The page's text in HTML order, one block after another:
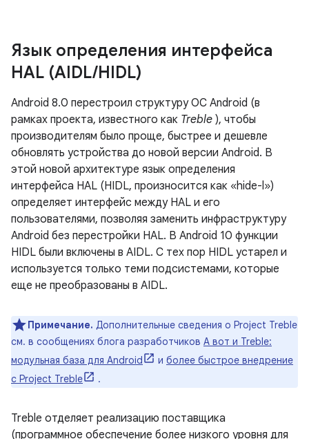
Язык определения интерфейса
HAL (AIDL/HIDL)
Android 8.0 перестроил структуру ОС Android (в
рамках проекта, известного как Treble ), чтобы
производителям было проще, быстрее и дешевле
обновлять устройства до новой версии Android. В
этой новой архитектуре язык определения
интерфейса HAL (HIDL, произносится как «hide-l»)
определяет интерфейс между HAL и его
пользователями, позволяя заменить инфраструктуру
Android без перестройки HAL. В Android 10 функции
HIDL были включены в AIDL. С тех пор HIDL устарел и
используется только теми подсистемами, которые
еще не преобразованы в AIDL.
Примечание. Дополнительные сведения о Project Treble
см. в сообщениях блога разработчиков А вот и Treble:
модульная база для Android
и более быстрое внедрение
с Project Treble
.
Treble отделяет реализацию поставщика
(программное обеспечение более низкого уровня для